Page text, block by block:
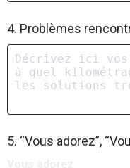
4. Problèmes
5. “Vous adorez”,